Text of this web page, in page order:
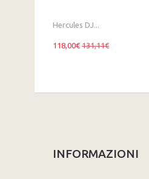
Hercules DJ...
118,00€ 131,11€
INFORMAZIONI